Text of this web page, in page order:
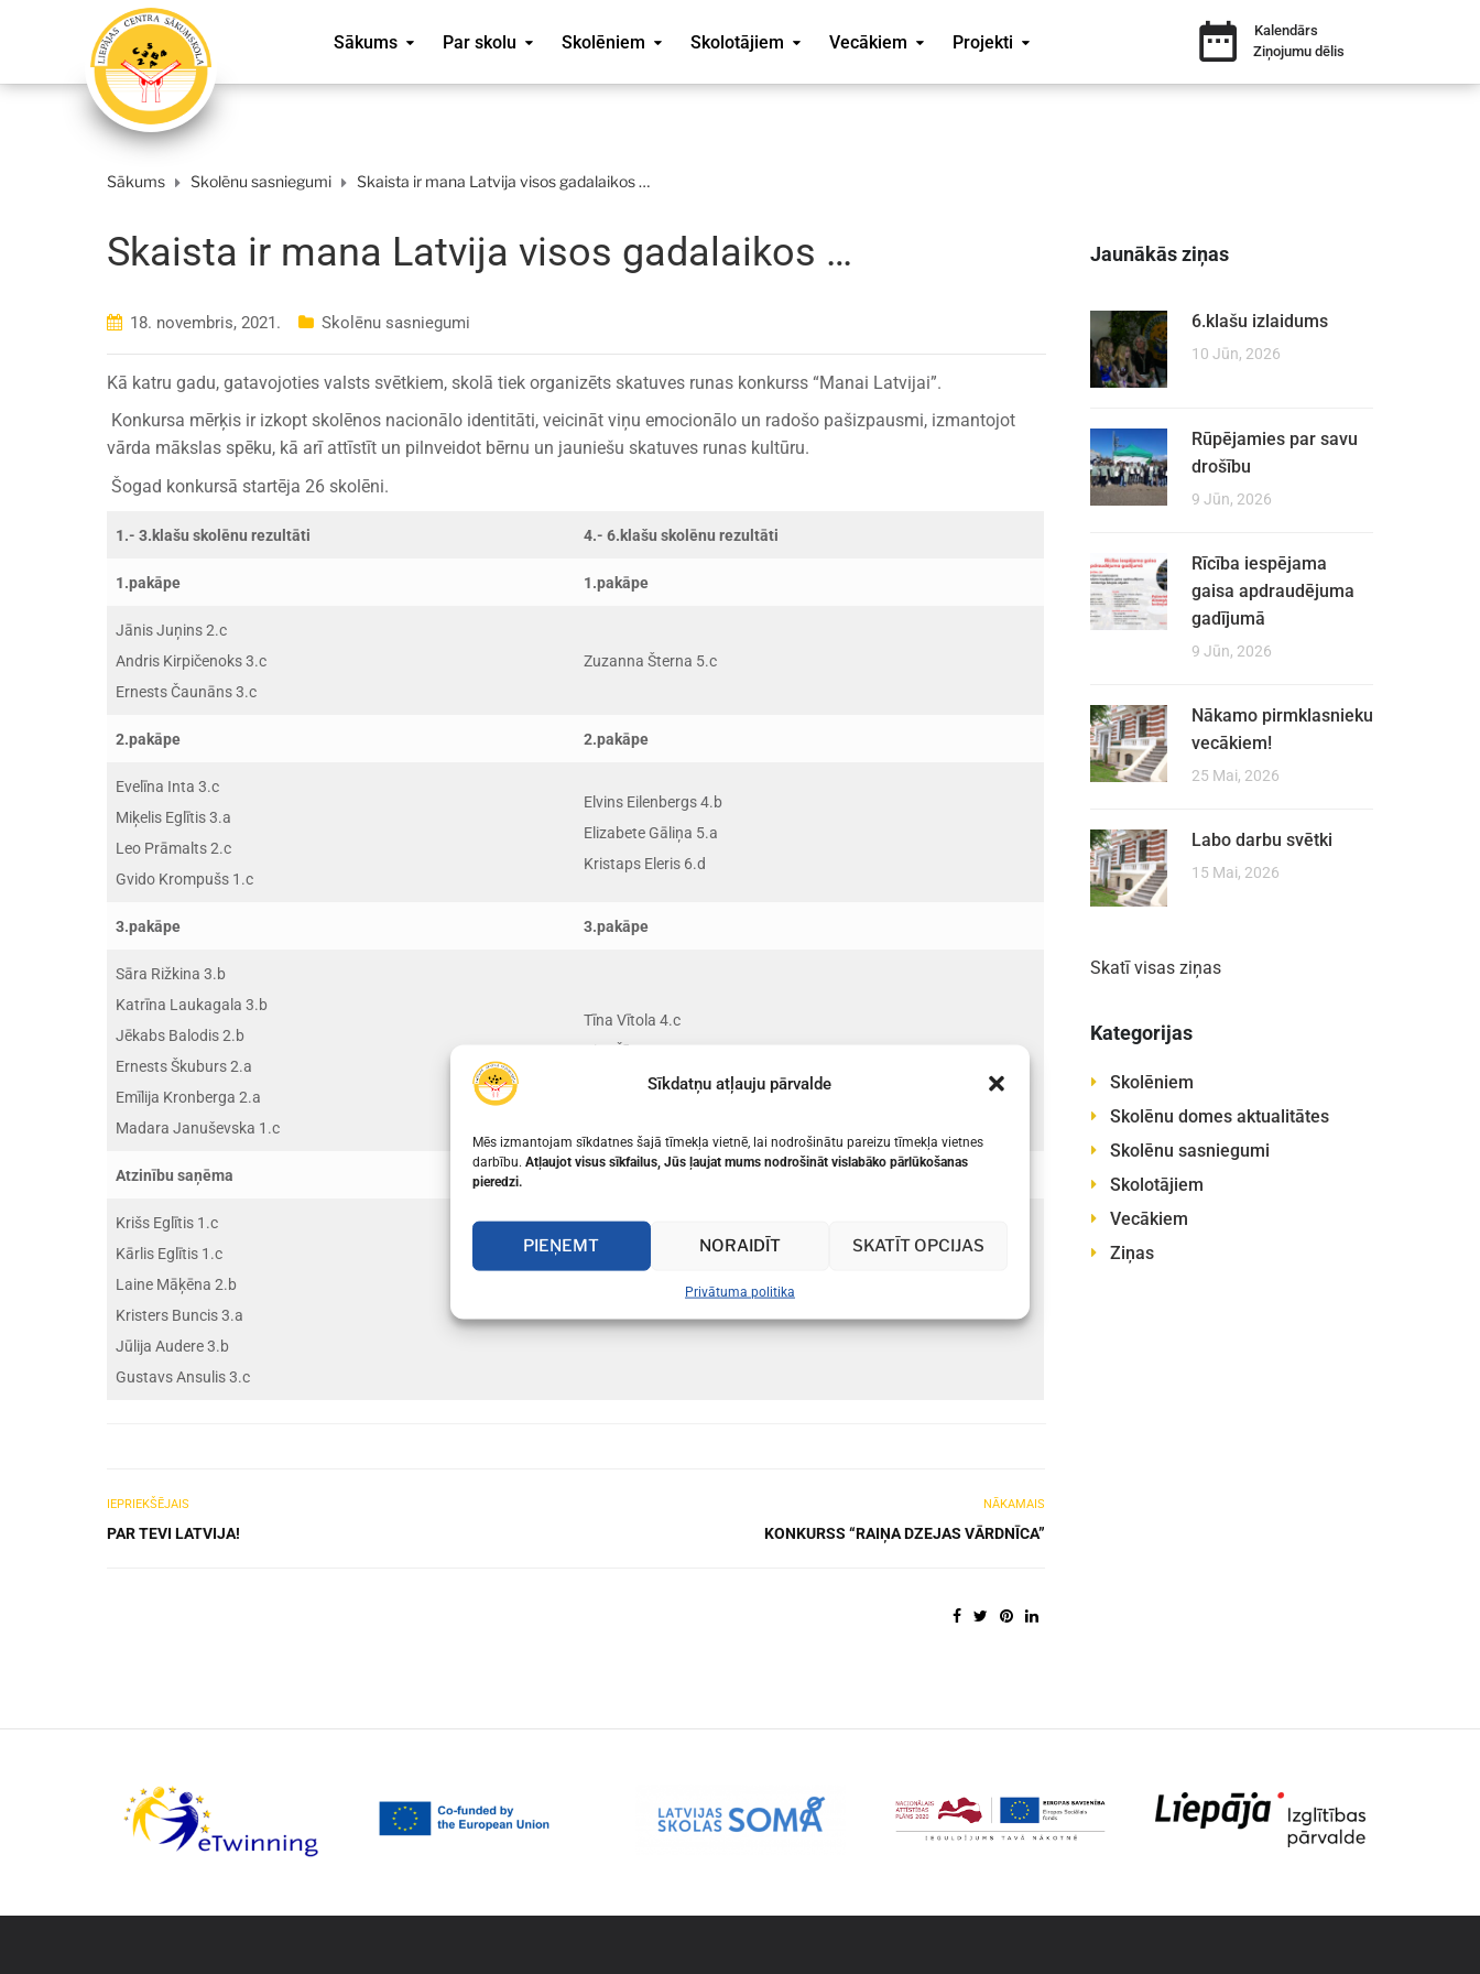
Sīkdatņu atļauju pārvalde
Mēs izmantojam sīkdatnes šajā tīmekļa vietnē, lai nodrošinātu pareizu tīmekļa vietnes
darbību. Atļaujot visus sīkfailus, Jūs ļaujat mums nodrošināt vislabāko pārlūkošanas
pieredzi.
PIEŅEMT NORAIDĪT SKATĪT OPCIJAS
Privātuma politika
Sākums Par skolu Skolēniem Skolotājiem Vecākiem Projekti
Kalendārs
Ziņojumu dēlis
Sākums Skolēnu sasniegumi Skaista ir mana Latvija visos gadalaikos …
Skaista ir mana Latvija visos gadalaikos …
18. novembris, 2021. Skolēnu sasniegumi
Kā katru gadu, gatavojoties valsts svētkiem, skolā tiek organizēts skatuves runas konkurss “Manai Latvijai”.
Konkursa mērķis ir izkopt skolēnos nacionālo identitāti, veicināt viņu emocionālo un radošo pašizpausmi, izmantojot
vārda mākslas spēku, kā arī attīstīt un pilnveidot bērnu un jauniešu skatuves runas kultūru.
Šogad konkursā startēja 26 skolēni.
1.- 3.klašu skolēnu rezultāti 4.- 6.klašu skolēnu rezultāti
1.pakāpe 1.pakāpe
Jānis Juņins 2.c
Andris Kirpičenoks 3.c
Ernests Čaunāns 3.c
Zuzanna Šterna 5.c
2.pakāpe 2.pakāpe
Evelīna Inta 3.c
Miķelis Eglītis 3.a
Leo Prāmalts 2.c
Gvido Krompušs 1.c
Elvins Eilenbergs 4.b
Elizabete Gāliņa 5.a
Kristaps Eleris 6.d
3.pakāpe 3.pakāpe
Sāra Rižkina 3.b
Katrīna Laukagala 3.b
Jēkabs Balodis 2.b
Ernests Škuburs 2.a
Emīlija Kronberga 2.a
Madara Januševska 1.c
Tīna Vītola 4.c
Kira Čīma 5.c
Rēzija Jakute 6.d
Atzinību saņēma
Krišs Eglītis 1.c
Kārlis Eglītis 1.c
Laine Māķēna 2.b
Kristers Buncis 3.a
Jūlija Audere 3.b
Gustavs Ansulis 3.c
IEPRIEKŠĒJAIS
PAR TEVI LATVIJA!
NĀKAMAIS
KONKURSS “RAIŅA DZEJAS VĀRDNĪCA”
Jaunākās ziņas
6.klašu izlaidums
10 Jūn, 2026
Rūpējamies par savu
drošību
9 Jūn, 2026
Rīcība iespējama
gaisa apdraudējuma
gadījumā
9 Jūn, 2026
Nākamo pirmklasnieku
vecākiem!
25 Mai, 2026
Labo darbu svētki
15 Mai, 2026
Skatī visas ziņas
Kategorijas
Skolēniem
Skolēnu domes aktualitātes
Skolēnu sasniegumi
Skolotājiem
Vecākiem
Ziņas